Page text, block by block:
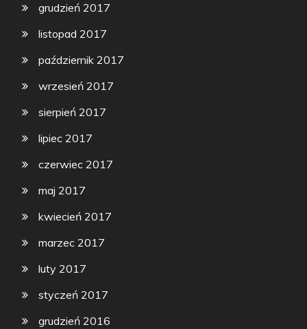
grudzień 2017
listopad 2017
październik 2017
wrzesień 2017
sierpień 2017
lipiec 2017
czerwiec 2017
maj 2017
kwiecień 2017
marzec 2017
luty 2017
styczeń 2017
grudzień 2016